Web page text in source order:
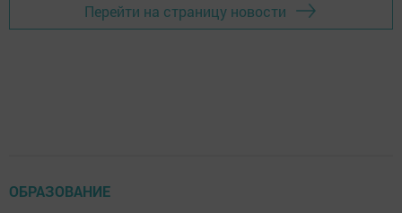
Перейти на страницу новости
ОБРАЗОВАНИЕ